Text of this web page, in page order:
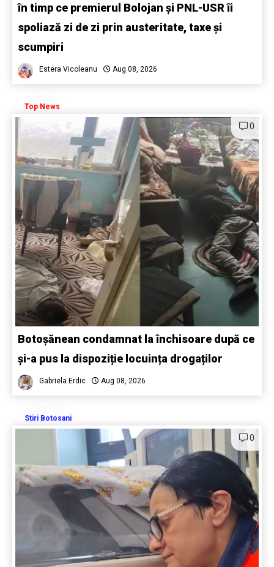
în timp ce premierul Bolojan și PNL-USR îi
spoliază zi de zi prin austeritate, taxe și
scumpiri
Estera Vicoleanu Aug 08, 2026
Top News
0
Botoșănean condamnat la închisoare după ce
și-a pus la dispoziție locuința drogaților
Gabriela Erdic Aug 08, 2026
Stiri Botosani
0